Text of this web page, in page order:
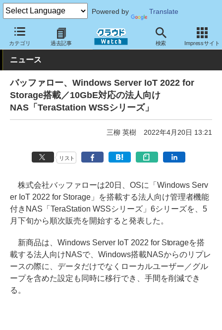
Powered by Translate
カテゴリ 過去記事 検索 Impressサイト
クラウド Watch ハード・インフラ ハードウェア ストレージ
ニュース
バッファロー、Windows Server IoT 2022 for
Storage搭載／10GbE対応の法人向け
NAS「TeraStation WSSシリーズ」
三柳 英樹 2022年4月20日 13:21
リスト
株式会社バッファローは20日、OSに「Windows Serv
er IoT 2022 for Storage」を搭載する法人向け管理者機能
付きNAS「TeraStation WSSシリーズ」6シリーズを、5
月下旬から順次販売を開始すると発表した。
新商品は、Windows Server IoT 2022 for Storageを搭
載する法人向けNASで、Windows搭載NASからのリプレ
ースの際に、データだけでなくローカルユーザー／グル
ープを含めた設定も同時に移行でき、手間を削減でき
る。